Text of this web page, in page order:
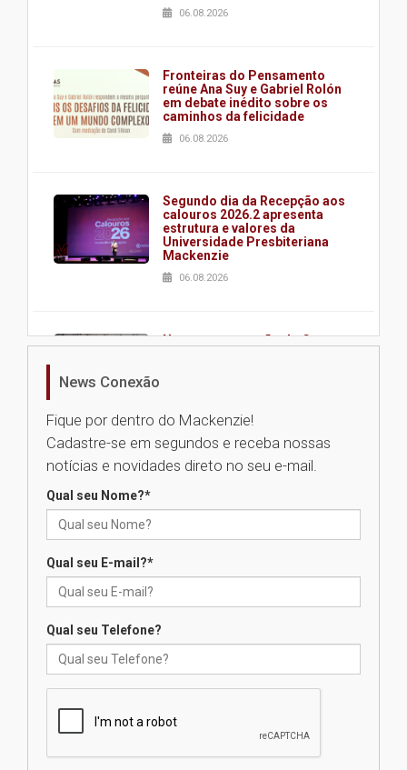
06.08.2026
Fronteiras do Pensamento
reúne Ana Suy e Gabriel Rolón
em debate inédito sobre os
caminhos da felicidade
06.08.2026
Segundo dia da Recepção aos
calouros 2026.2 apresenta
estrutura e valores da
Universidade Presbiteriana
Mackenzie
06.08.2026
Nova apresentação do Centro
Universidade Mackenzie
realizará nova edição da Feira
das novas tecnologias em
calouros do segundo semestre
04.08.2026
News Conexão
Fique por dentro do Mackenzie!
Cadastre-se em segundos e receba nossas
notícias e novidades direto no seu e-mail.
Qual seu Nome?*
Qual seu E-mail?*
Qual seu Telefone?